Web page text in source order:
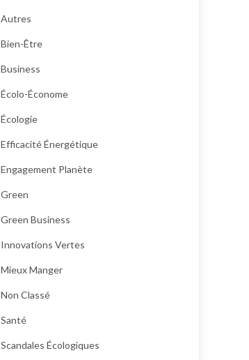
Autres
Bien-Être
Business
Écolo-Économe
Écologie
Efficacité Énergétique
Engagement Planète
Green
Green Business
Innovations Vertes
Mieux Manger
Non Classé
Santé
Scandales Écologiques